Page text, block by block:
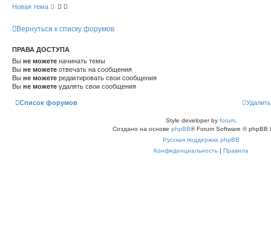
Новая тема
Вернуться к списку форумов
ПРАВА ДОСТУПА
Вы не можете начинать темы
Вы не можете отвечать на сообщения
Вы не можете редактировать свои сообщения
Вы не можете удалять свои сообщения
Список форумов
Style developer by forum,
Создано на основе phpBB® Forum Software © phpBB
Русская поддержка phpBB
Конфиденциальность | Правила